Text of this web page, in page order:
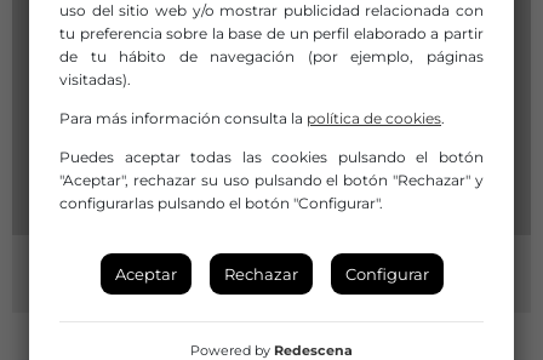
uso del sitio web y/o mostrar publicidad relacionada con
tu preferencia sobre la base de un perfil elaborado a partir
de tu hábito de navegación (por ejemplo, páginas
visitadas).
Para más información consulta la política de cookies.
Puedes aceptar todas las cookies pulsando el botón
"Aceptar", rechazar su uso pulsando el botón "Rechazar" y
configurarlas pulsando el botón "Configurar".
Aceptar Rechazar Configurar
Powered by Redescena